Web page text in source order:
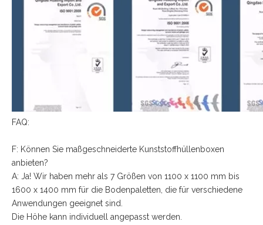
FAQ:
F: Können Sie maßgeschneiderte Kunststoffhüllenboxen
anbieten?
A: Ja! Wir haben mehr als 7 Größen von 1100 x 1100 mm bis
1600 x 1400 mm für die Bodenpaletten, die für verschiedene
Anwendungen geeignet sind.
Die Höhe kann individuell angepasst werden.